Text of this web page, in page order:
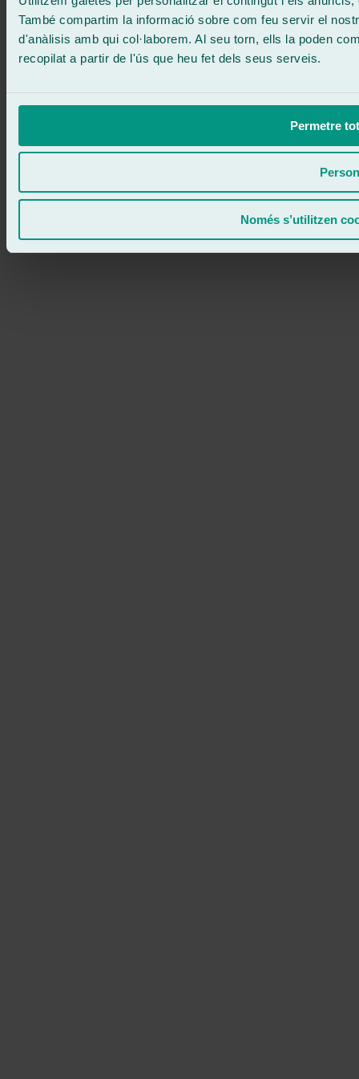
També compartim la informació sobre com feu servir el
d'anàlisis amb qui col·laborem. Al seu torn, ells la poden
recopilat a partir de l'ús que heu fet dels seus serveis.
Permetre
Només s’utilitzen